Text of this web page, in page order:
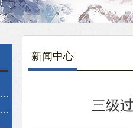
新闻中心
三级